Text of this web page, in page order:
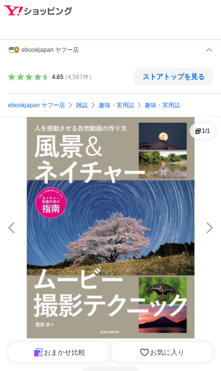
ebookjapan ヤフー店
4.65（4,567件） ストアトップを見る
ebookjapan ヤフー店 雑誌 趣味・実用誌 趣味・実用誌
1/1
おまかせ比較 お気に入り